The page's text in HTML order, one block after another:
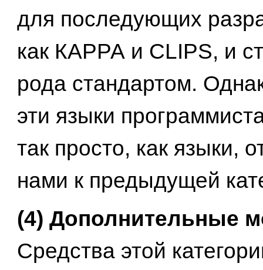
для последующих
как КАРРА и CLIPS, и
рода стандартом.
эти языки
так просто, как языки,
нами к предыдущей
(4) Дополнительные
Средства этой